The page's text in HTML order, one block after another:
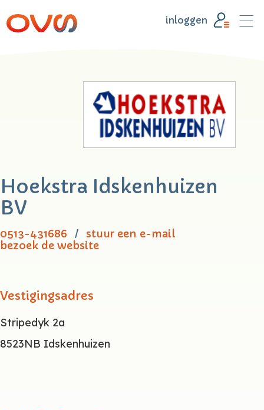
inloggen
Hoekstra Idskenhuizen
BV
0513-431686
stuur een e-mail
bezoek de website
Vestigingsadres
Stripedyk 2a
8523NB Idskenhuizen